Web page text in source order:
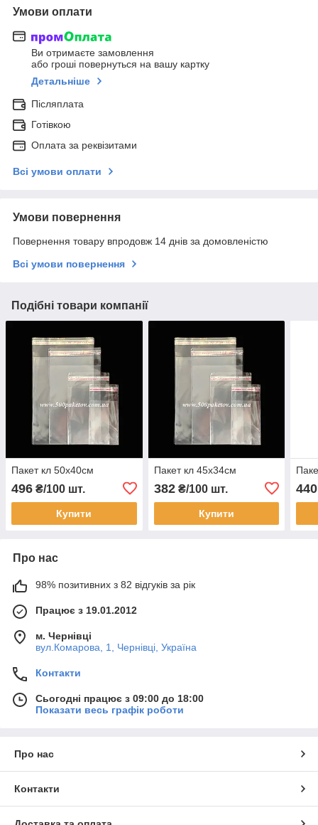
Умови оплати
Ви отримаєте замовлення
або гроші повернуться на вашу картку
Детальніше
Післяплата
Готівкою
Оплата за реквізитами
Всі умови оплати
Умови повернення
Повернення товару впродовж 14 днів за домовленістю
Всі умови повернення
Подібні товари компанії
Пакет кл 50х40см
496 ₴/100 шт.
Купити
Пакет кл 45х34см
382₴/100 шт.
Купити
440
Про нас
98% позитивних з 82 відгуків за рік
Працює з 19.01.2012
м. Чернівці
вул.Комарова, 1, Чернівці, Україна
Контакти
Сьогодні працює з 09:00 до 18:00
Показати весь графік роботи
Про нас
Контакти